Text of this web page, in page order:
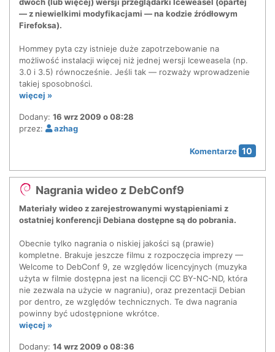
— z niewielkimi modyfikacjami — na kodzie źródłowym
Firefoksa).
Hommey pyta czy istnieje duże zapotrzebowanie na
możliwość instalacji więcej niż jednej wersji Iceweasela (np.
3.0 i 3.5) równocześnie. Jeśli tak — rozważy wprowadzenie
takiej sposobności.
więcej »
Dodany: 16 wrz 2009 o 08:28
przez:
azhag
Komentarze 10
Nagrania wideo z DebConf9
Materiały wideo z zarejestrowanymi wystąpieniami z
ostatniej konferencji Debiana dostępne są do pobrania.
Obecnie tylko nagrania o niskiej jakości są (prawie)
kompletne. Brakuje jeszcze filmu z rozpoczęcia imprezy —
Welcome to DebConf 9, ze względów licencyjnych (muzyka
użyta w filmie dostępna jest na licencji CC BY-NC-ND, która
nie zezwala na użycie w nagraniu), oraz prezentacji Debian
por dentro, ze względów technicznych. Te dwa nagrania
powinny być udostępnione wkrótce.
więcej »
Dodany: 14 wrz 2009 o 08:36